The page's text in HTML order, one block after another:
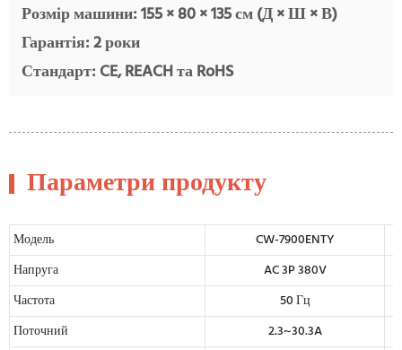
Розмір машини: 155 × 80 × 135 см (Д × Ш × В)
Гарантія: 2 роки
Стандарт: CE, REACH та RoHS
Параметри продукту
Модель
CW-7900ENTY
Напруга
AC 3P 380V
Частота
50 Гц
Поточний
2.3~30.3A